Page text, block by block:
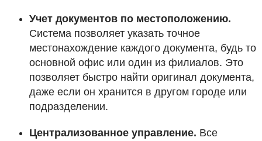
Учет документов по местоположению.
Система позволяет указать точное
местонахождение каждого документа, будь то
основной офис или один из филиалов. Это
позволяет быстро найти оригинал документа,
даже если он хранится в другом городе или
подразделении.
Централизованное управление. Все